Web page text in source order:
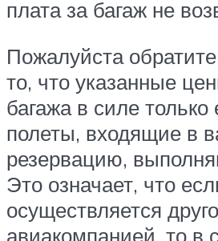
плата за багаж не
Пожалуйста
то, что указанные
багажа в силе только
полеты, входящие в
резервацию,
Это означает, что
осуществляется
авиакомпанией, то в